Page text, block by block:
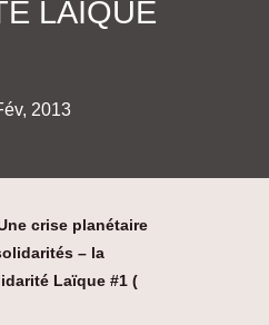
LAÏQUE
2013
crise planétaire
– la
Laïque #1 (